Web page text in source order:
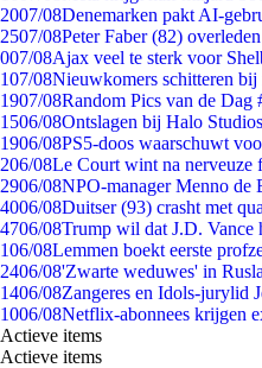
2007/08Denemarken pakt AI-
2507/08Peter Faber (82) overleden
007/08Ajax veel te sterk voor
107/08Nieuwkomers schitteren
1907/08Random Pics van de Dag
1506/08Ontslagen bij Halo
1906/08PS5-doos waarschuwt
206/08Le Court wint na nerveuze
2906/08NPO-manager Menno de
4006/08Duitser (93) crasht met
4706/08Trump wil dat J.D. Vance
106/08Lemmen boekt eerste
2406/08'Zwarte weduwes' in
1406/08Zangeres en Idols-jurylid
1006/08Netflix-abonnees krijgen
Actieve items
Actieve items